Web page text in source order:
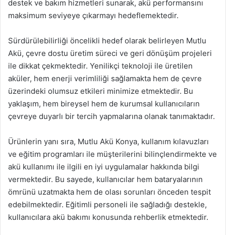
destek ve bakım hizmetleri sunarak, akü performansını
maksimum seviyeye çıkarmayı hedeflemektedir.
Sürdürülebilirliği öncelikli hedef olarak belirleyen Mutlu
Akü, çevre dostu üretim süreci ve geri dönüşüm projeleri
ile dikkat çekmektedir. Yenilikçi teknoloji ile üretilen
aküler, hem enerji verimliliği sağlamakta hem de çevre
üzerindeki olumsuz etkileri minimize etmektedir. Bu
yaklaşım, hem bireysel hem de kurumsal kullanıcıların
çevreye duyarlı bir tercih yapmalarına olanak tanımaktadır.
Ürünlerin yanı sıra, Mutlu Akü Konya, kullanım kılavuzları
ve eğitim programları ile müşterilerini bilinçlendirmekte ve
akü kullanımı ile ilgili en iyi uygulamalar hakkında bilgi
vermektedir. Bu sayede, kullanıcılar hem bataryalarının
ömrünü uzatmakta hem de olası sorunları önceden tespit
edebilmektedir. Eğitimli personeli ile sağladığı destekle,
kullanıcılara akü bakımı konusunda rehberlik etmektedir.